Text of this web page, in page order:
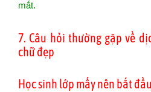
mắt.
7. Câu hỏi thường gặp về
chữ đẹp
Học sinh lớp mấy nên bắt